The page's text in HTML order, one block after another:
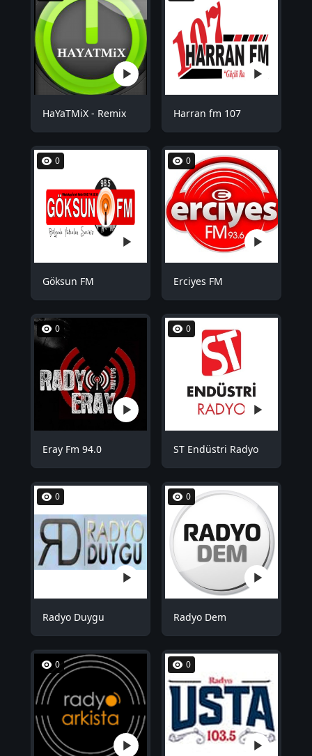
HaYaTMiX - Remix Harran fm 107
0
Göksun FM
0
Erciyes FM
0
Eray Fm 94.0
0
ST Endüstri Radyo
0
Radyo Duygu
0
Radyo Dem
0 0